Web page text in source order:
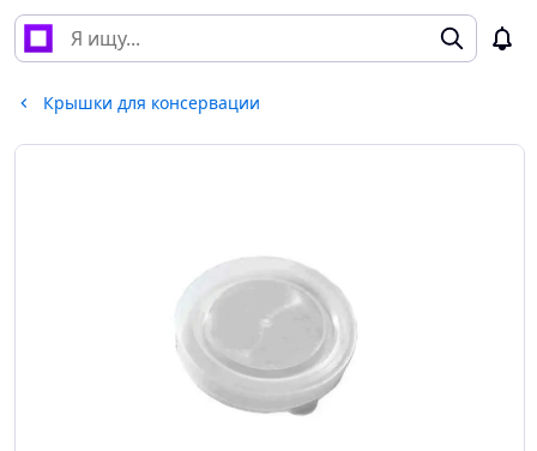
Крышки для консервации